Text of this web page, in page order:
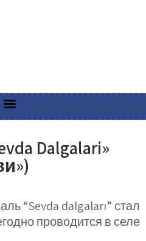
Dalgalari»
“Sevda dalgaları” стал
проводится в селе